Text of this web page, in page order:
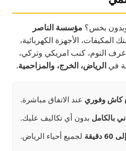
وبدون بخس؟ مؤسسة الناصر
المكيفات، الأجهزة الكهربائية،
النوم، كنب امريكي وتركي،
في الرياض، الخرج، والمزاحمية.
كاش وفوري عند الاتفاق مباشرة.
بالكامل بدون أي تكاليف عليك.
لجميع أحياء الرياض.